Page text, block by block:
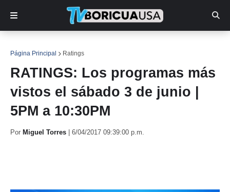
Página Principal Ratings
RATINGS: Los programas más
vistos el sábado 3 de junio |
5PM a 10:30PM
Por Miguel Torres 6/04/2017 09:39:00 p.m.